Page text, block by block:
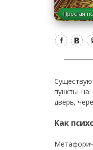
Простая
пункты на
дверь,
Как